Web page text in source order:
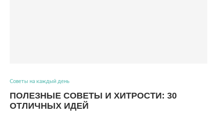
Советы на каждый день
ПОЛЕЗНЫЕ СОВЕТЫ И ХИТРОСТИ: 30
ОТЛИЧНЫХ ИДЕЙ